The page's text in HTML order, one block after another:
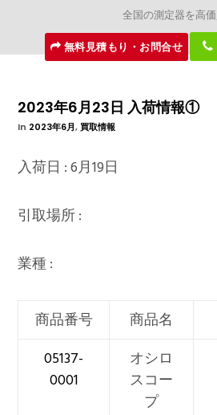
全国の測定器を高
無料見積もり・お問合せ
2023年6月23日 入荷情報①
In 2023年6月,買取情報
入荷日 : 6月19日
引取場所 :
業種 :
商品番号 商品名
05137-
0001
オシロ
スコー
プ